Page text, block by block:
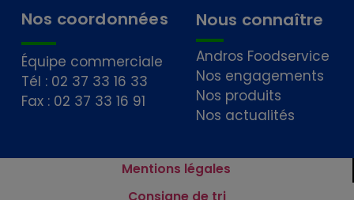
Nos coordonnées
Équipe commerciale
Tél : 02 37 33 16 33
Fax : 02 37 33 16 91
Nous connaître
Andros Foodservice
Nos engagements
Nos produits
Nos actualités
Mentions légales